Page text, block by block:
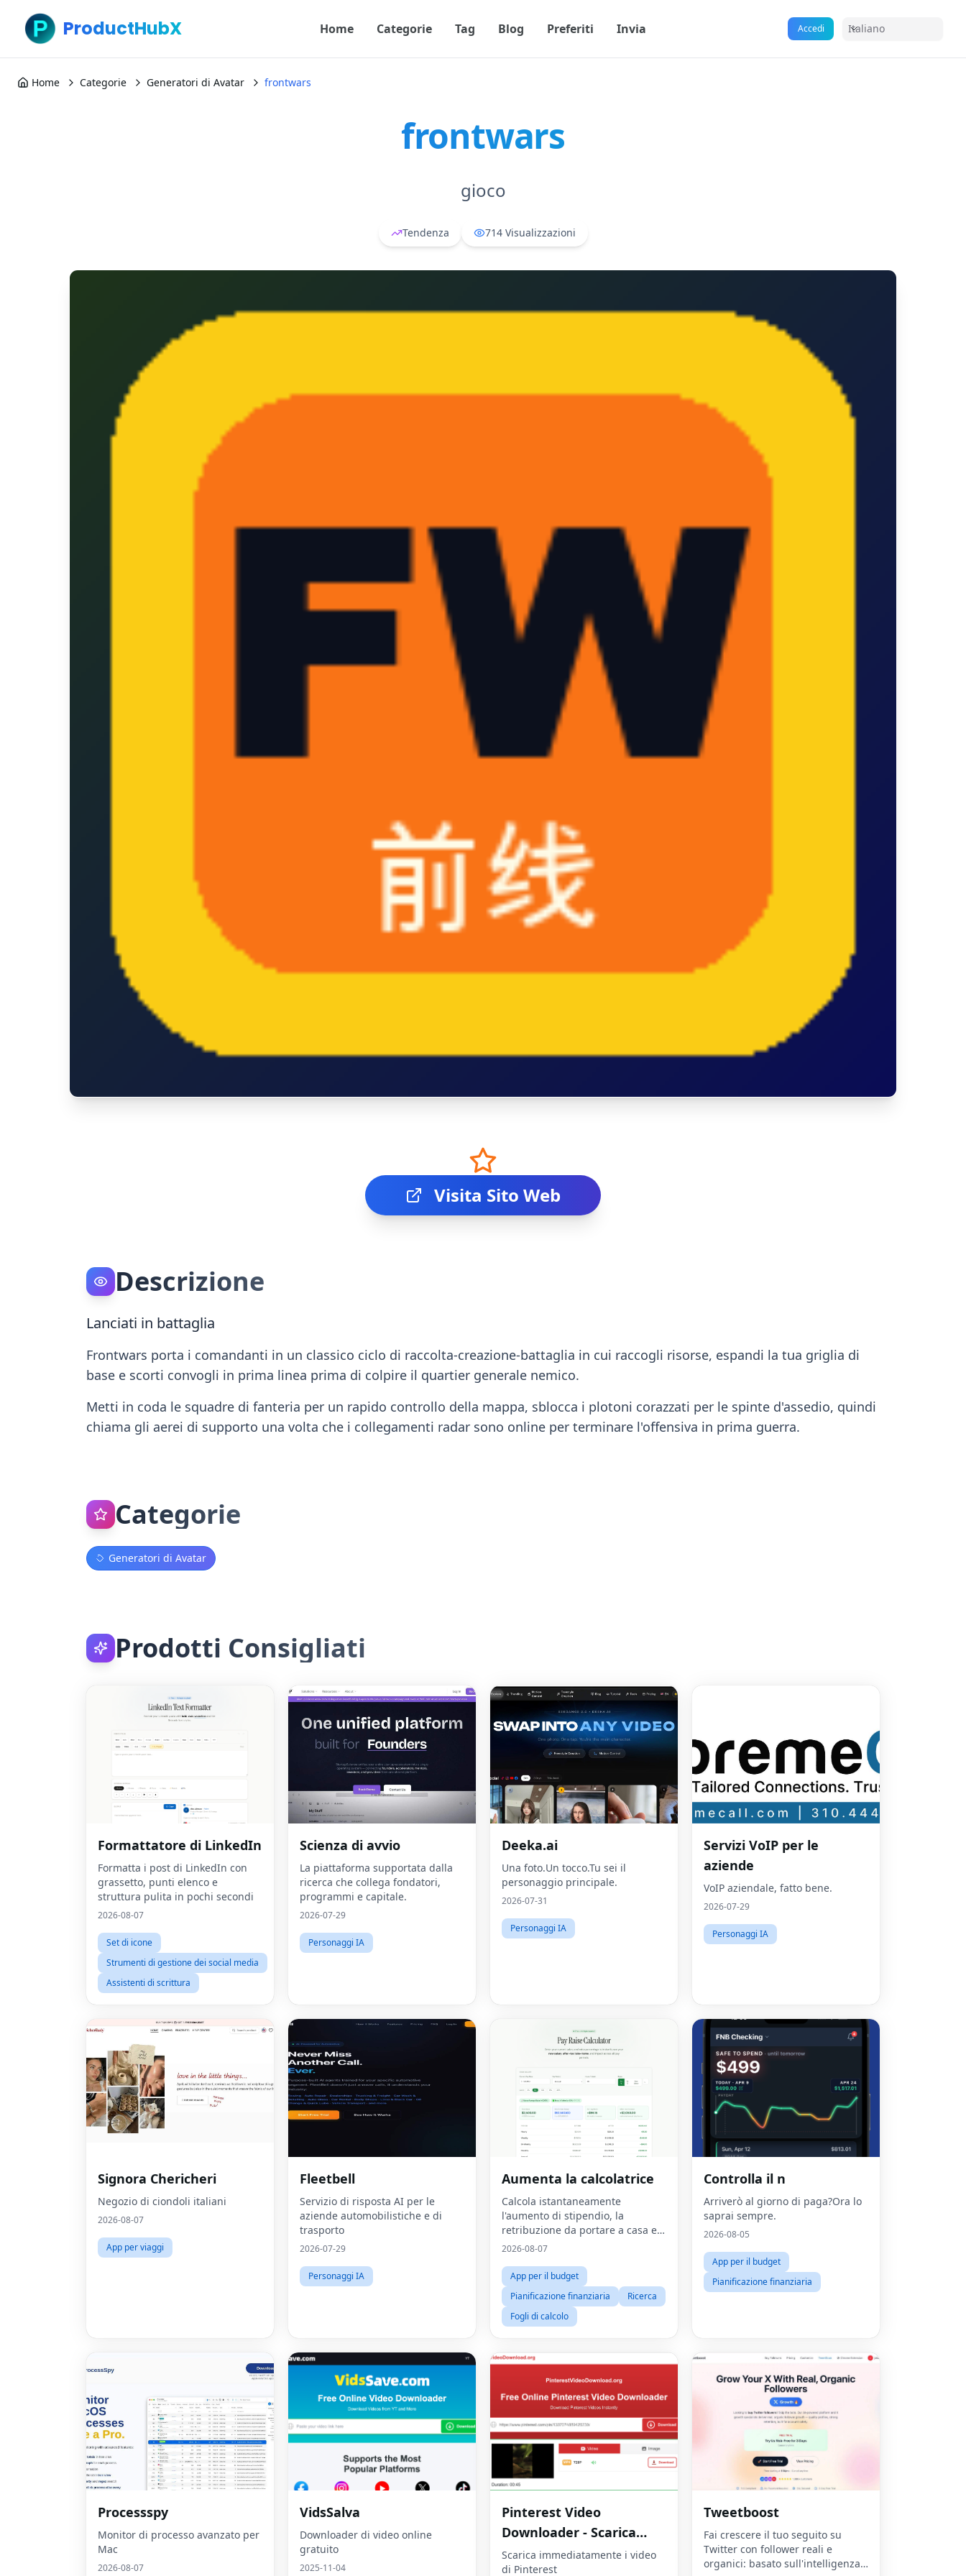
ProductHubX Home Categorie Tag Blog Preferiti Invia Accedi Italiano
Home Categorie Generatori di Avatar frontwars
frontwars
gioco
Tendenza 714 Visualizzazioni
Visita Sito Web
Descrizione
Lanciati in battaglia
Frontwars porta i comandanti in un classico ciclo di raccolta-creazione-battaglia in cui raccogli risorse, espandi la tua griglia di
base e scorti convogli in prima linea prima di colpire il quartier generale nemico.
Metti in coda le squadre di fanteria per un rapido controllo della mappa, sblocca i plotoni corazzati per le spinte d'assedio, quindi
chiama gli aerei di supporto una volta che i collegamenti radar sono online per terminare l'offensiva in prima guerra.
Categorie
Generatori di Avatar
Prodotti Consigliati
Formattatore di LinkedIn
Formatta i post di LinkedIn con
grassetto, punti elenco e
struttura pulita in pochi secondi
2026-08-07
Set di icone
Strumenti di gestione dei social media
Assistenti di scrittura
Scienza di avvio
La piattaforma supportata dalla
ricerca che collega fondatori,
programmi e capitale.
2026-07-29
Personaggi IA
Deeka.ai
Una foto.Un tocco.Tu sei il
personaggio principale.
2026-07-31
Personaggi IA
Servizi VoIP per le
aziende
VoIP aziendale, fatto bene.
2026-07-29
Personaggi IA
Signora Chericheri
Negozio di ciondoli italiani
2026-08-07
App per viaggi
Fleetbell
Servizio di risposta AI per le
aziende automobilistiche e di
trasporto
2026-07-29
Personaggi IA
Aumenta la calcolatrice
Calcola istantaneamente
l'aumento di stipendio, la
retribuzione da portare a casa e
la crescita del reddito reale
2026-08-07
App per il budget
Pianificazione finanziaria
Ricerca
Fogli di calcolo
Controlla il n
Arriverò al giorno di paga?Ora lo
saprai sempre.
2026-08-05
App per il budget
Pianificazione finanziaria
Processspy
Monitor di processo avanzato per
Mac
2026-08-07
VidsSalva
Downloader di video online
gratuito
2025-11-04
Pinterest Video
Downloader - Scarica
video HD online
Scarica immediatamente i video
di Pinterest
Tweetboost
Fai crescere il tuo seguito su
Twitter con follower reali e
organici: basato sull'intelligenza